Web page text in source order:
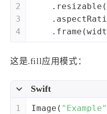
2
3
4
这是.fill应用模式：
Swift
1
Image ( "Example"